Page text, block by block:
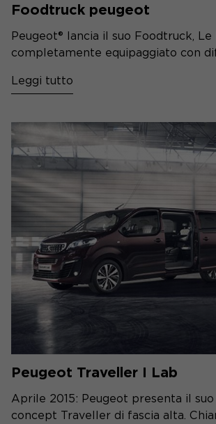
Foodtruck peugeot
Peugeot® lancia il suo Foodtruck,
completamente equipaggiato con
Leggi tutto
Peugeot Traveller I Lab
Aprile 2015: Peugeot presenta il suo
concept Traveller di fascia alta.